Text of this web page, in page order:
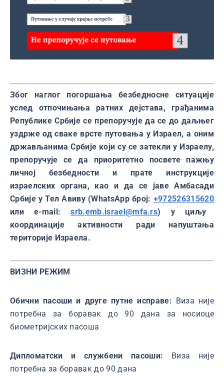
Због наглог погоршања безбедносне ситуације
услед отпочињања ратних дејстава, грађанима
Републике Србије се препоручује да се до даљњег
уздрже од сваке врсте путовања у Израел, а оним
држављанима Србије који су се затекли у Израелу,
препоручује се да приоритетно посвете пажњу
личној безбедности и прате инструкције
израелских органа, као и да се јаве Амбасади
Србије у Тел Авиву (WhatsApp број: +972526315620
или е-mail:srb.emb.israel@mfa.rs) у циљу
координације активности ради напуштања
територије Израела.
ВИЗНИ РЕЖИМ
Обични пасоши и друге путне исправе: Виза није
потребна за боравак до 90 дана за носиоце
биометријских пасоша
Дипломатски и службени пасоши:
Виза није
потребна за боравак до 90 дана